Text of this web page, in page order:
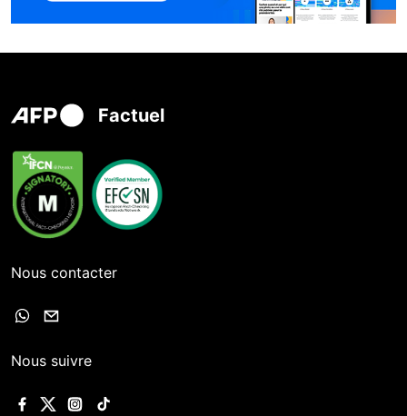
Factuel
Nous contacter
Nous suivre